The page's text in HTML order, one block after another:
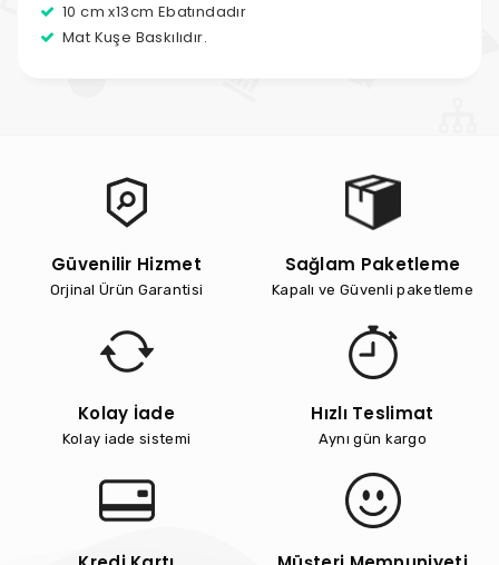
10 cm x13cm Ebatındadır
Mat Kuşe Baskılıdır.
Güvenilir Hizmet
Orjinal Ürün Garantisi
Sağlam Paketleme
Kapalı ve Güvenli paketleme
Kolay İade
Kolay iade sistemi
Hızlı Teslimat
Aynı gün kargo